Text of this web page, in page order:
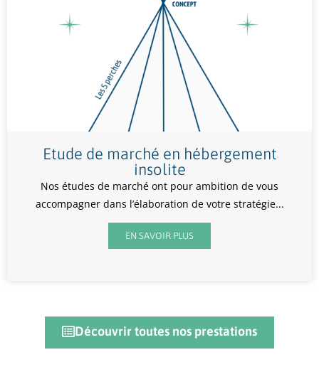
Etude de marché en hébergement
insolite
Nos études de marché ont pour ambition de vous
accompagner dans l’élaboration de votre stratégie...
EN SAVOIR PLUS
Découvrir toutes nos prestations